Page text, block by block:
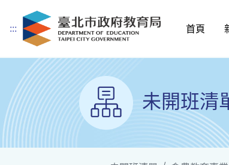
跳到主要內容
::: 首頁
未開班清